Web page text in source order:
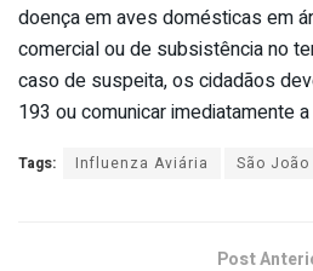
doença em aves domésticas em
comercial ou de subsistência no
caso de suspeita, os cidadãos
193 ou comunicar imediatamente
Tags: Influenza Aviária São
Post